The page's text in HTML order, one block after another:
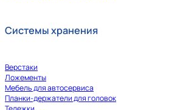
Системы хранения
Верстаки
Ложементы
Мебель для автосервиса
Планки-держатели для головок